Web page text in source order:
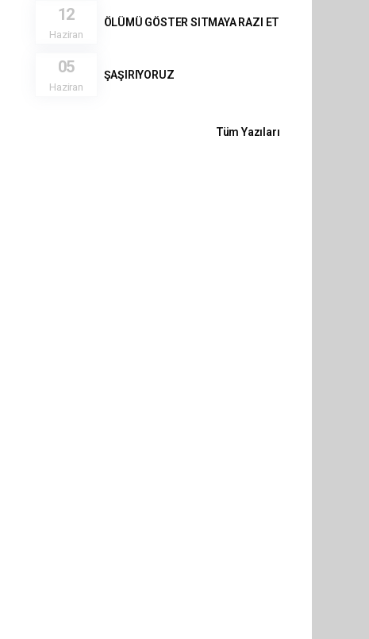
12
Haziran
ÖLÜMÜ GÖSTER SITMAYA RAZI ET
05
Haziran
ŞAŞIRIYORUZ
Tüm Yazıları